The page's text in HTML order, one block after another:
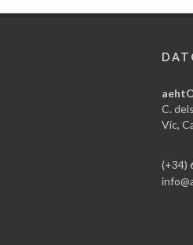
C.
Vic,
(+34)